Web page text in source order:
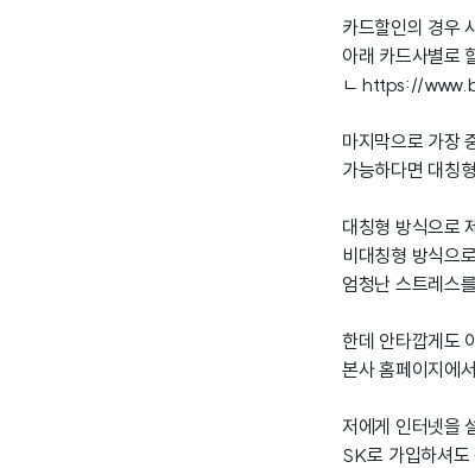
카드할인의 경우
아래 카드사별로
ㄴhttps://
마지막으로 가장
가능하다면 대칭
대칭형 방식으로
비대칭형 방식으
엄청난 스트레스
한데 안타깝게도
본사 홈페이지에
저에게 인터넷을
SK로 가입하셔도